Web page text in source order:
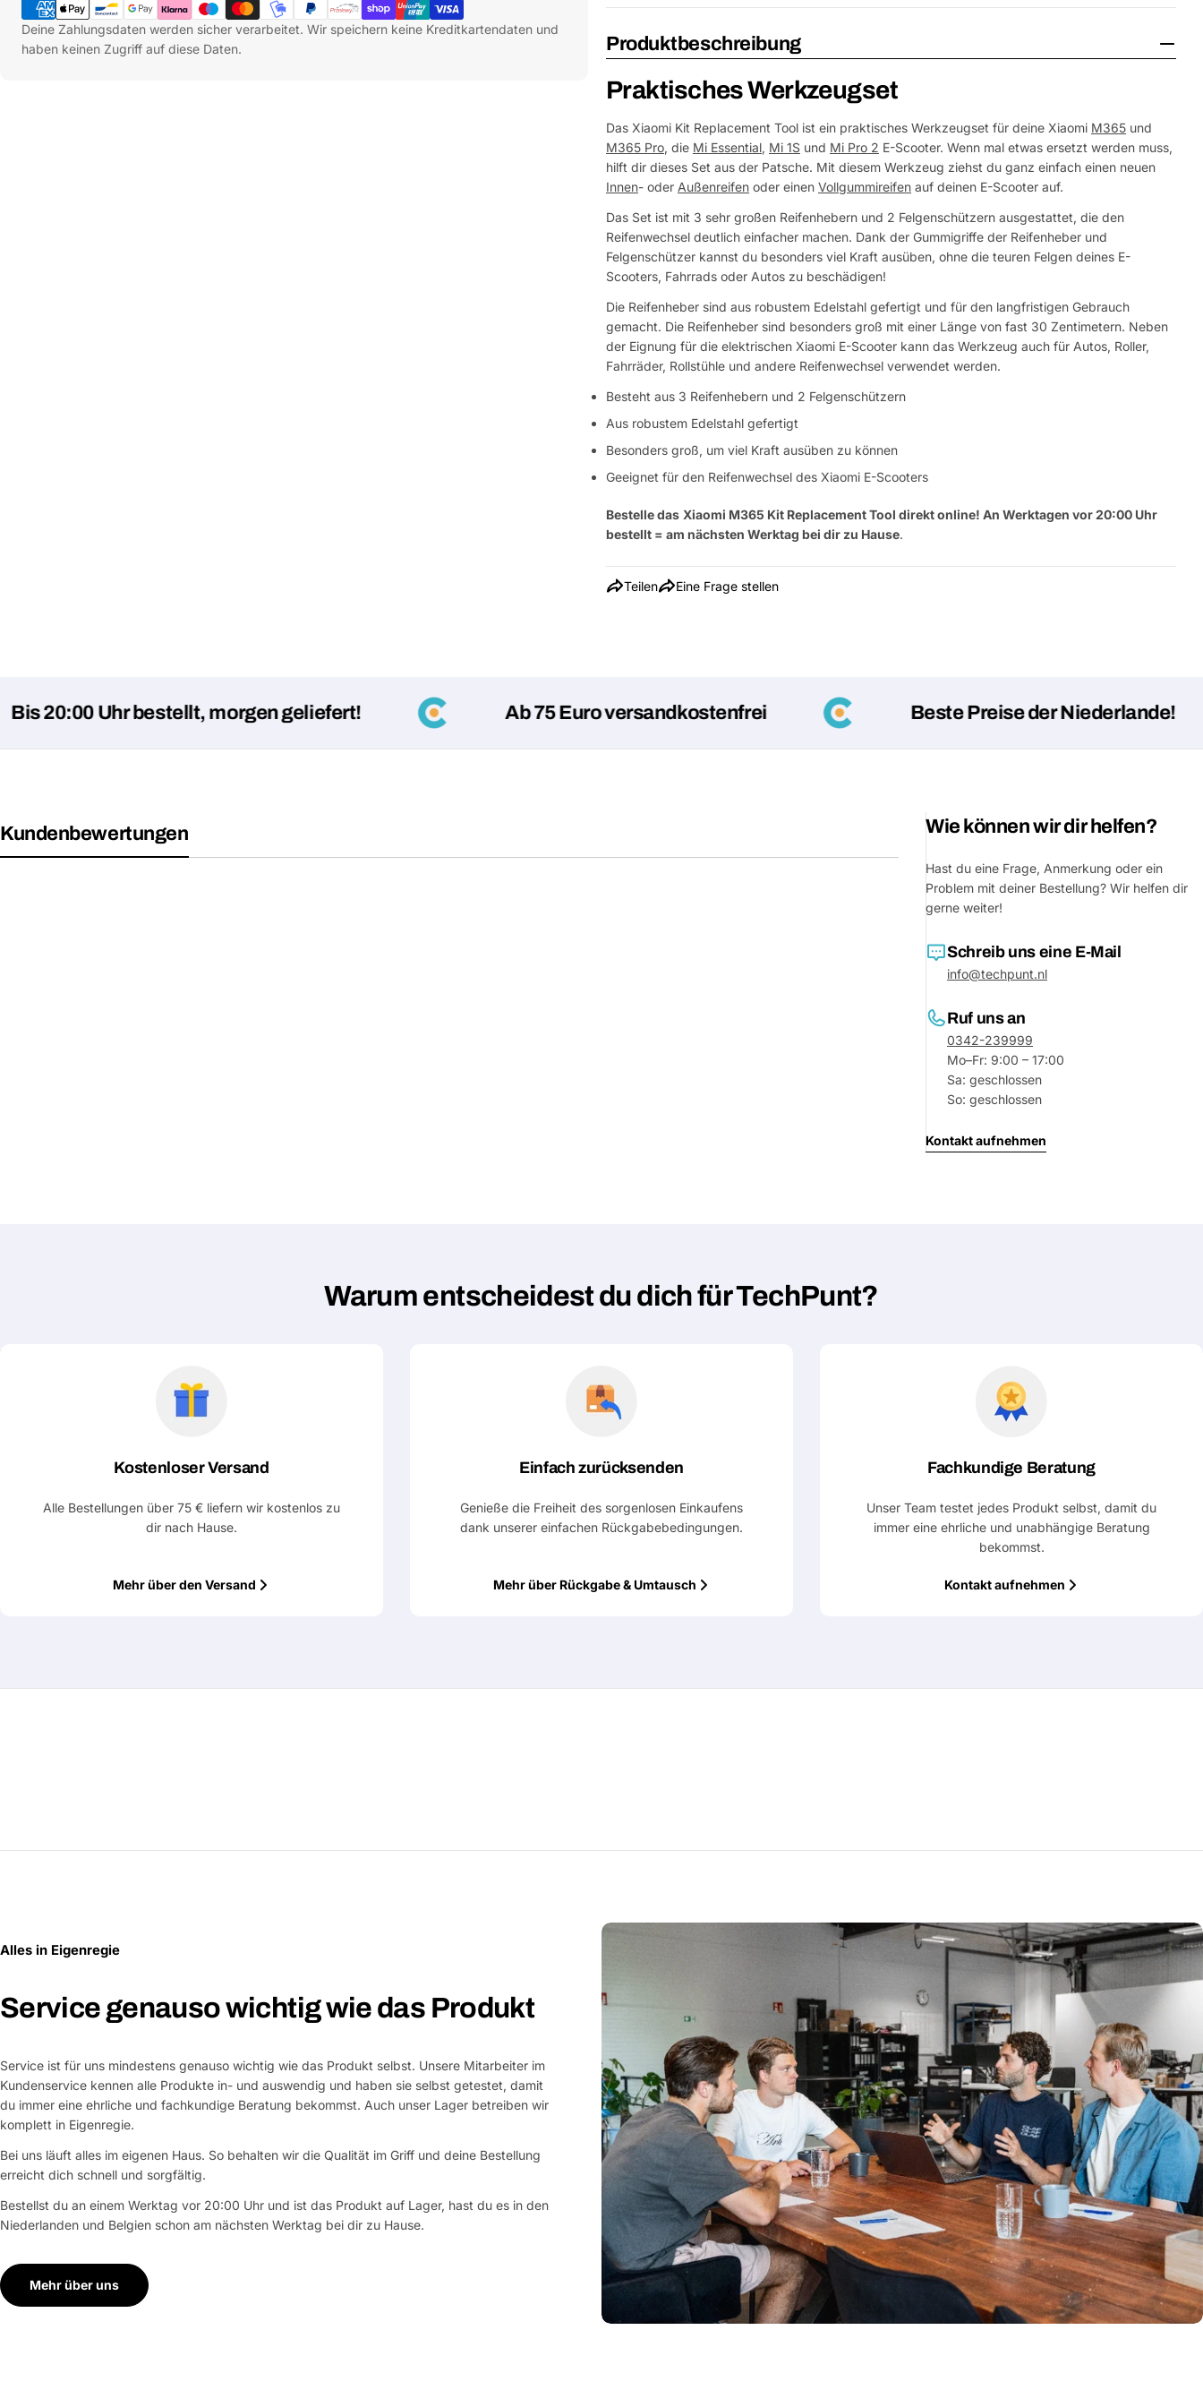
Deine Zahlungsdaten werden sicher verarbeitet. Wir speichern keine Kreditkartendaten und
haben keinen Zugriff auf diese Daten.
Produktbeschreibung
Praktisches Werkzeugset
Das Xiaomi Kit Replacement Tool ist ein praktisches Werkzeugset für deine Xiaomi M365 und
M365 Pro, die Mi Essential, Mi 1S und Mi Pro 2 E-Scooter. Wenn mal etwas ersetzt werden muss,
hilft dir dieses Set aus der Patsche. Mit diesem Werkzeug ziehst du ganz einfach einen neuen
Innen- oder Außenreifen oder einen Vollgummireifen auf deinen E-Scooter auf.
Das Set ist mit 3 sehr großen Reifenhebern und 2 Felgenschützern ausgestattet, die den
Reifenwechsel deutlich einfacher machen. Dank der Gummigriffe der Reifenheber und
Felgenschützer kannst du besonders viel Kraft ausüben, ohne die teuren Felgen deines E-
Scooters, Fahrrads oder Autos zu beschädigen!
Die Reifenheber sind aus robustem Edelstahl gefertigt und für den langfristigen Gebrauch
gemacht. Die Reifenheber sind besonders groß mit einer Länge von fast 30 Zentimetern. Neben
der Eignung für die elektrischen Xiaomi E-Scooter kann das Werkzeug auch für Autos, Roller,
Fahrräder, Rollstühle und andere Reifenwechsel verwendet werden.
Besteht aus 3 Reifenhebern und 2 Felgenschützern
Aus robustem Edelstahl gefertigt
Besonders groß, um viel Kraft ausüben zu können
Geeignet für den Reifenwechsel des Xiaomi E-Scooters
Bestelle das Xiaomi M365 Kit Replacement Tool direkt online! An Werktagen vor 20:00 Uhr
bestellt = am nächsten Werktag bei dir zu Hause.
Teilen Eine Frage stellen
Uhr bestellt, morgen geliefert! Ab 75 Euro versandkostenfrei Beste Preise der Niederlande!
Kundenbewertungen Wie können wir dir helfen?
Hast du eine Frage, Anmerkung oder ein
Problem mit deiner Bestellung? Wir helfen dir
gerne weiter!
Schreib uns eine E-Mail
info@techpunt.nl
Ruf uns an
0342-239999
Mo–Fr: 9:00 – 17:00
Sa: geschlossen
So: geschlossen
Kontakt aufnehmen
Warum entscheidest du dich für TechPunt?
Kostenloser Versand
Alle Bestellungen über 75 € liefern wir kostenlos zu
dir nach Hause.
Mehr über den Versand
Einfach zurücksenden
Genieße die Freiheit des sorgenlosen Einkaufens
dank unserer einfachen Rückgabebedingungen.
Mehr über Rückgabe & Umtausch
Fachkundige Beratung
Unser Team testet jedes Produkt selbst, damit du
immer eine ehrliche und unabhängige Beratung
bekommst.
Kontakt aufnehmen
Alles in Eigenregie
Service genauso wichtig wie das Produkt
Service ist für uns mindestens genauso wichtig wie das Produkt selbst. Unsere Mitarbeiter im
Kundenservice kennen alle Produkte in- und auswendig und haben sie selbst getestet, damit
du immer eine ehrliche und fachkundige Beratung bekommst. Auch unser Lager betreiben wir
komplett in Eigenregie.
Bei uns läuft alles im eigenen Haus. So behalten wir die Qualität im Griff und deine Bestellung
erreicht dich schnell und sorgfältig.
Bestellst du an einem Werktag vor 20:00 Uhr und ist das Produkt auf Lager, hast du es in den
Niederlanden und Belgien schon am nächsten Werktag bei dir zu Hause.
Mehr über uns